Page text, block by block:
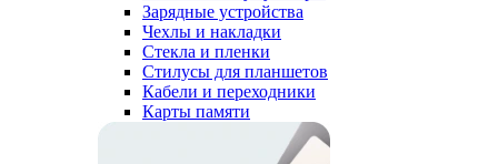
Зарядные устройства
Чехлы и накладки
Стекла и пленки
Стилусы для планшетов
Кабели и переходники
Карты памяти